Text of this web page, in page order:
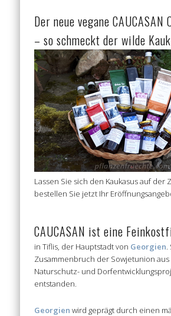
Der neue vegane CAUCASAN
– so schmeckt der wilde
Lassen Sie sich den Kaukasus auf der
bestellen Sie jetzt Ihr
CAUCASAN ist eine
in Tiflis, der Hauptstadt von Georgien
Zusammenbruch der Sowjetunion
Naturschutz- und
entstanden.
Georgien wird geprägt durch einen